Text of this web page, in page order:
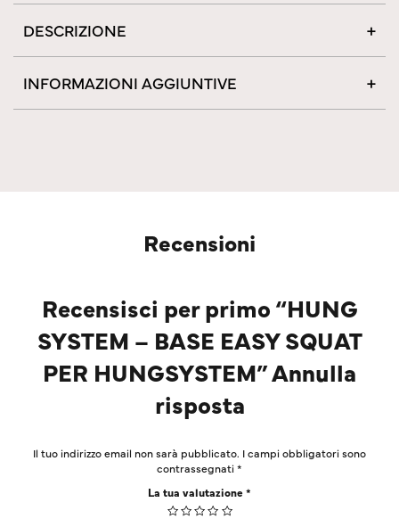
DESCRIZIONE
INFORMAZIONI AGGIUNTIVE
Recensioni
Recensisci per primo “HUNG
SYSTEM – BASE EASY SQUAT
PER HUNGSYSTEM” Annulla
risposta
Il tuo indirizzo email non sarà pubblicato. I campi obbligatori sono
contrassegnati*
La tua valutazione*